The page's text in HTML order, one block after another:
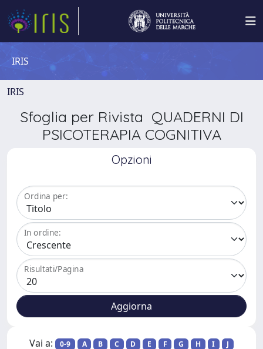
IRIS
IRIS
Sfoglia per Rivista QUADERNI DI
PSICOTERAPIA COGNITIVA
Opzioni
Ordina per:
In ordine:
Risultati/Pagina
Vai a: 0-9 A B C D E F G H I
J